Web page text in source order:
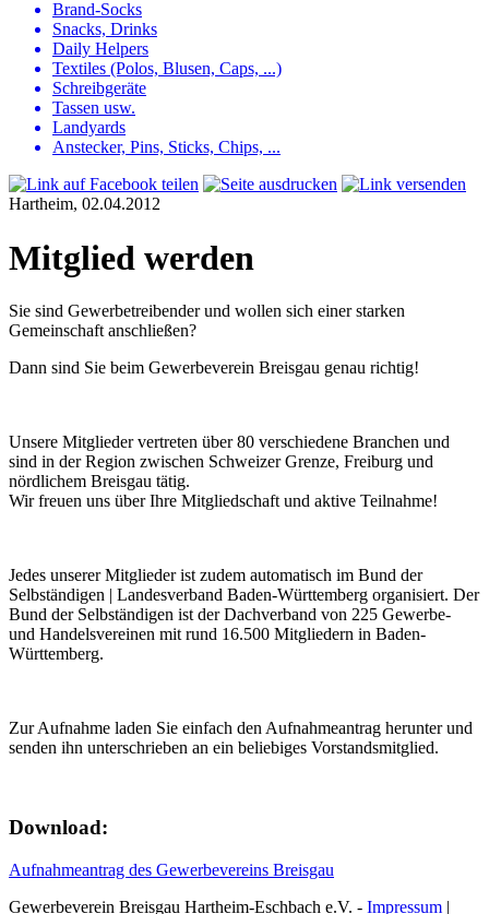
Brand-Socks
Snacks, Drinks
Daily Helpers
Textiles (Polos, Blusen, Caps, ...)
Schreibgeräte
Tassen usw.
Landyards
Anstecker, Pins, Sticks, Chips, ...
Hartheim, 02.04.2012
Mitglied werden
Sie sind Gewerbetreibender und wollen sich einer starken
Gemeinschaft anschließen?
Dann sind Sie beim Gewerbeverein Breisgau genau richtig!
Unsere Mitglieder vertreten über 80 verschiedene Branchen und
sind in der Region zwischen Schweizer Grenze, Freiburg und
nördlichem Breisgau tätig.
Wir freuen uns über Ihre Mitgliedschaft und aktive Teilnahme!
Jedes unserer Mitglieder ist zudem automatisch im Bund der
Selbständigen | Landesverband Baden-Württemberg organisiert. Der
Bund der Selbständigen ist der Dachverband von 225 Gewerbe-
und Handelsvereinen mit rund 16.500 Mitgliedern in Baden-
Württemberg.
Zur Aufnahme laden Sie einfach den Aufnahmeantrag herunter und
senden ihn unterschrieben an ein beliebiges Vorstandsmitglied.
Download:
Aufnahmeantrag des Gewerbevereins Breisgau
Gewerbeverein Breisgau Hartheim-Eschbach e.V. - Impressum |